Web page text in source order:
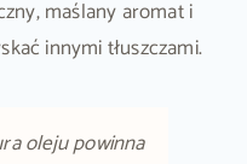
maślany aromat i
innymi tłuszczami.
oleju powinna